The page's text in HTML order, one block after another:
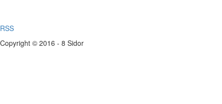
RSS
Copyright © 2016 - 8 Sidor